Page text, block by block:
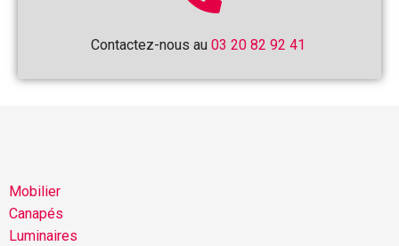
Contactez-nous au 03 20 82 92 41
Mobilier
Canapés
Luminaires